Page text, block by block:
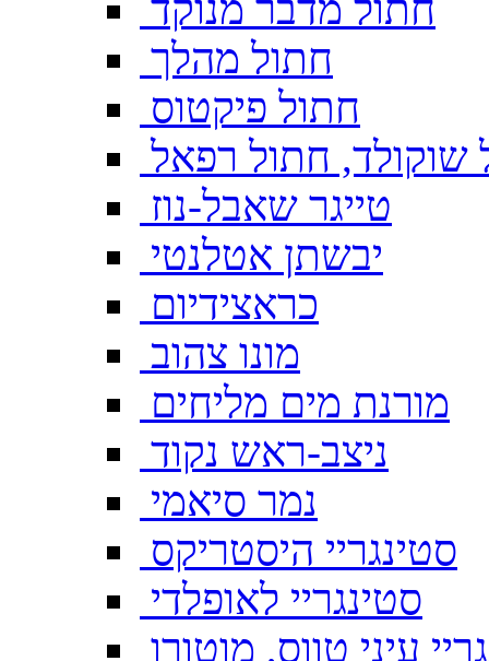
חתול מהלך
חתול פיקטוס
שוקולד, חתול רפאל
טייגר שאבל-נוז
יבשתן אטלנטי
כראצידיום
מונו צהוב
מורנת מים מליחים
ניצב-ראש נקוד
נמר סיאמי
סטינגריי היסטריקס
סטינגריי לאופלדי
עיני טווס, מוטורו